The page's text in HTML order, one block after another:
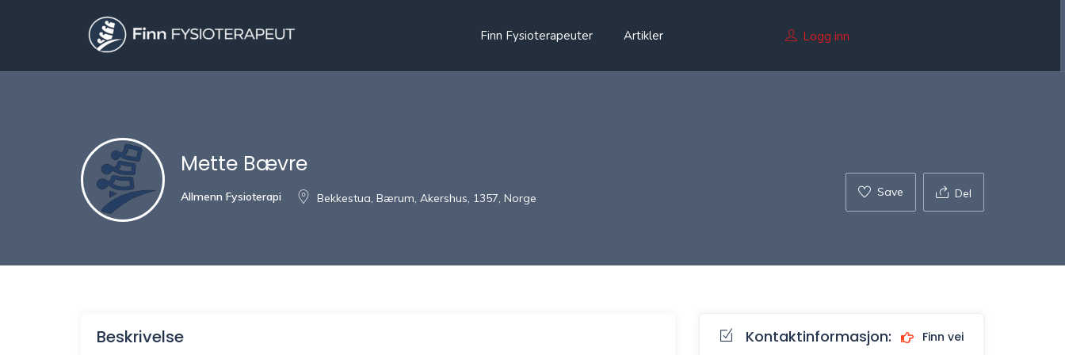
Finn Fysioterapeuter Artikler Logg inn
Mette Bævre
Allmenn Fysioterapi Bekkestua, Bærum, Akershus, 1357, Norge Save Del
Beskrivelse Kontaktinformasjon: Finn vei